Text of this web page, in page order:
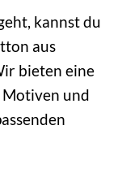
kannst du
aus
bieten eine
und